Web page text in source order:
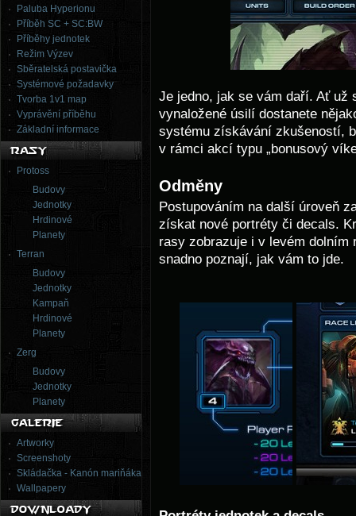
Paluba Hyperionu
Příběh SC + SC:BW
Příběhy jednotek
Režim Výzev
Sběratelská postavička
Systémové požadavky
Tvorba 1v1 map
Vyprávění příběhu
Základní informace
Protoss
Budovy
Jednotky
Hrdinové
Planety
Terran
Budovy
Jednotky
Kampaň
Hrdinové
Planety
Zerg
Budovy
Jednotky
Planety
Artworky
Screenshoty
Skládačka - Kanón mariňáka
Wallpapery
Je jedno, jak se vám daří. Ať už
vynaložené úsilí dostanete
systému získávání zkušeností,
v rámci akcí typu „bonusový
Odměny
Postupováním na další úroveň
získat nové portréty či decals.
rasy zobrazuje i v levém dolním
snadno poznají, jak vám to jde.